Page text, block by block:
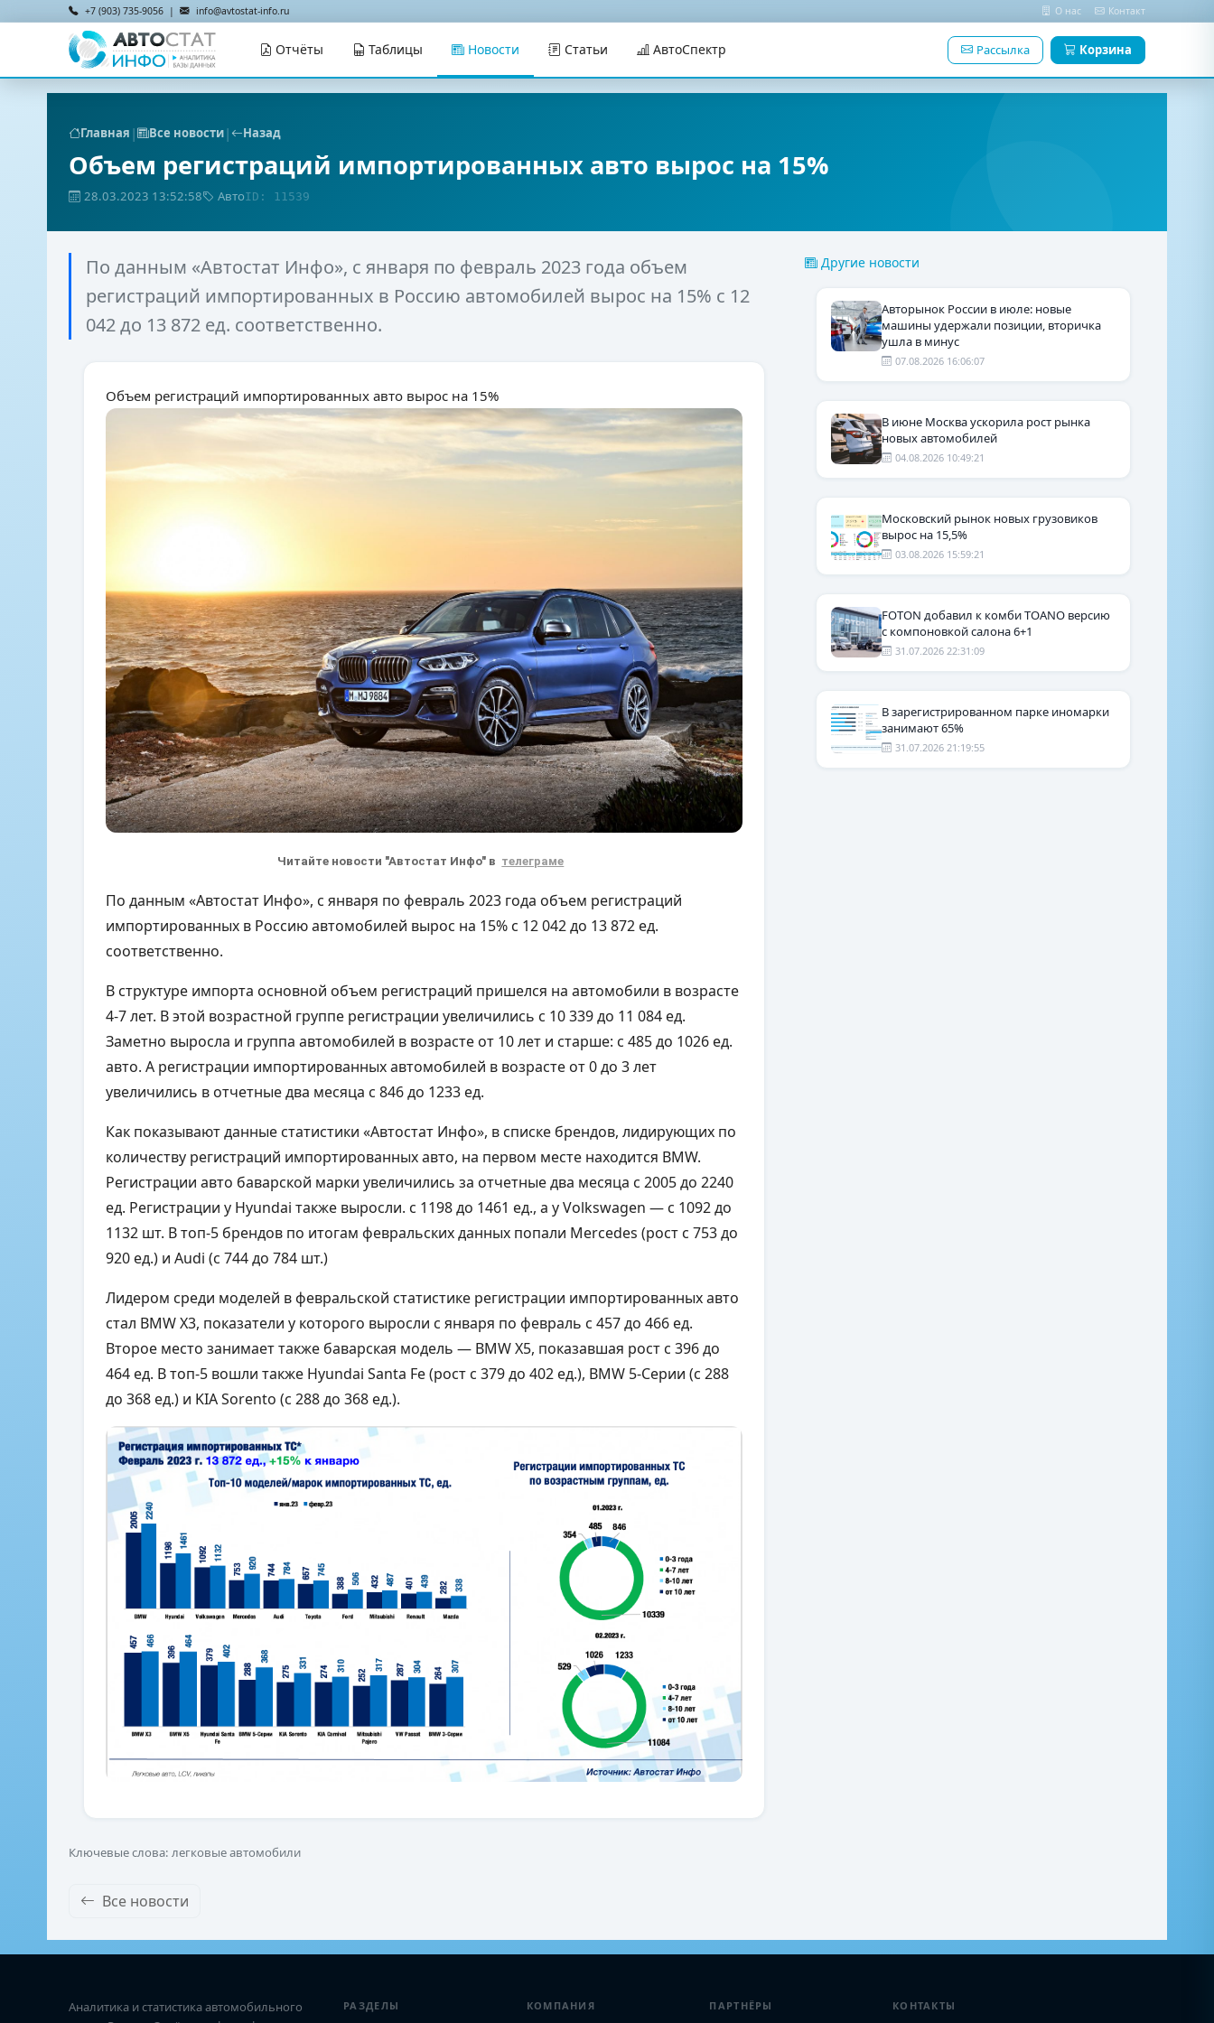
+7 (903) 735-9056 | info@avtostat-info.ru О нас Контакт
Отчёты Таблицы Новости Статьи АвтоСпектр Рассылка Корзина
Главная | Все новости| Назад
Объем регистраций импортированных авто вырос на 15%
28.03.2023 13:52:58 АвтоID: 11539
По данным «Автостат Инфо», с января по февраль 2023 года объем
регистраций импортированных в Россию автомобилей вырос на 15% с 12
042 до 13 872 ед. соответственно.
Объем регистраций импортированных авто вырос на 15%
Читайте новости "Автостат Инфо" в телеграме
По данным «Автостат Инфо», с января по февраль 2023 года объем регистраций
импортированных в Россию автомобилей вырос на 15% с 12 042 до 13 872 ед.
соответственно.
В структуре импорта основной объем регистраций пришелся на автомобили в возрасте
4-7 лет. В этой возрастной группе регистрации увеличились с 10 339 до 11 084 ед.
Заметно выросла и группа автомобилей в возрасте от 10 лет и старше: с 485 до 1026 ед.
авто. А регистрации импортированных автомобилей в возрасте от 0 до 3 лет
увеличились в отчетные два месяца с 846 до 1233 ед.
Как показывают данные статистики «Автостат Инфо», в списке брендов, лидирующих по
количеству регистраций импортированных авто, на первом месте находится BMW.
Регистрации авто баварской марки увеличились за отчетные два месяца с 2005 до 2240
ед. Регистрации у Hyundai также выросли. с 1198 до 1461 ед., а у Volkswagen — с 1092 до
1132 шт. В топ-5 брендов по итогам февральских данных попали Mercedes (рост с 753 до
920 ед.) и Audi (с 744 до 784 шт.)
Лидером среди моделей в февральской статистике регистрации импортированных авто
стал BMW X3, показатели у которого выросли с января по февраль с 457 до 466 ед.
Второе место занимает также баварская модель — BMW X5, показавшая рост с 396 до
464 ед. В топ-5 вошли также Hyundai Santa Fe (рост с 379 до 402 ед.), BMW 5-Серии (с 288
до 368 ед.) и KIA Sorento (с 288 до 368 ед.).
Ключевые слова: легковые автомобили
Все новости
Другие новости
Авторынок России в июле: новые
машины удержали позиции, вторичка
ушла в минус
07.08.2026 16:06:07
В июне Москва ускорила рост рынка
новых автомобилей
04.08.2026 10:49:21
Московский рынок новых грузовиков
вырос на 15,5%
03.08.2026 15:59:21
FOTON добавил к комби TOANO версию
с компоновкой салона 6+1
31.07.2026 22:31:09
В зарегистрированном парке иномарки
занимают 65%
31.07.2026 21:19:55
Аналитика и статистика автомобильного
РАЗДЕЛЫ КОМПАНИЯ ПАРТНЁРЫ КОНТАКТЫ